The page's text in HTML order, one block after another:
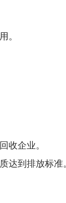
。
收企业。
达到排放标准